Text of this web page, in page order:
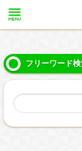
フリーワード